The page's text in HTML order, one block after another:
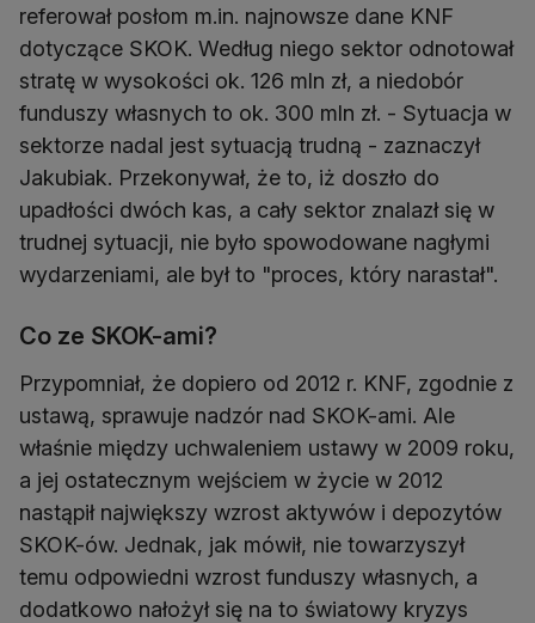
referował posłom m.in. najnowsze dane KNF
dotyczące SKOK. Według niego sektor odnotował
stratę w wysokości ok. 126 mln zł, a niedobór
funduszy własnych to ok. 300 mln zł. - Sytuacja w
sektorze nadal jest sytuacją trudną - zaznaczył
Jakubiak. Przekonywał, że to, iż doszło do
upadłości dwóch kas, a cały sektor znalazł się w
trudnej sytuacji, nie było spowodowane nagłymi
wydarzeniami, ale był to "proces, który narastał".
Co ze SKOK-ami?
Przypomniał, że dopiero od 2012 r. KNF, zgodnie z
ustawą, sprawuje nadzór nad SKOK-ami. Ale
właśnie między uchwaleniem ustawy w 2009 roku,
a jej ostatecznym wejściem w życie w 2012
nastąpił największy wzrost aktywów i depozytów
SKOK-ów. Jednak, jak mówił, nie towarzyszył
temu odpowiedni wzrost funduszy własnych, a
dodatkowo nałożył się na to światowy kryzys